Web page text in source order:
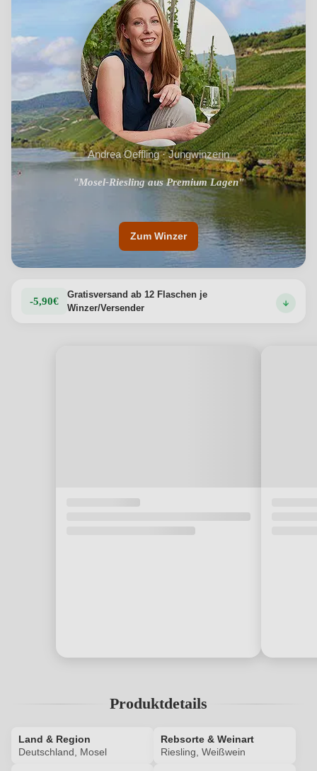
Andrea Oeffling · Jungwinzerin
"Mosel-Riesling aus Premium Lagen"
"Weinbau aus Leidenschaft"
Zum Winzer
-5,90€
Gratisversand ab 12 Flaschen je
Winzer/Versender
Produktdetails
Land & Region
Deutschland, Mosel
Rebsorte & Weinart
Riesling, Weißwein